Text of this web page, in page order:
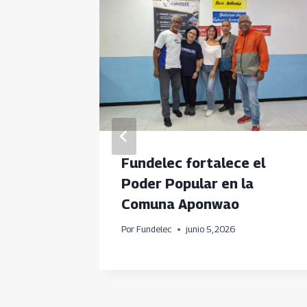
Fundelec fortalece el
Poder Popular en la
Comuna Aponwao
Por Fundelec junio 5, 2026